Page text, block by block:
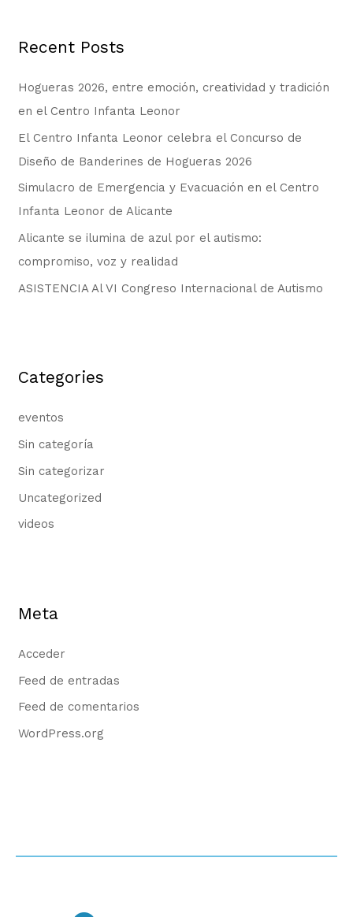
a
p
o
r
:
Recent Posts
Hogueras 2026, entre emoción, creatividad y tradición
en el Centro Infanta Leonor
El Centro Infanta Leonor celebra el Concurso de
Diseño de Banderines de Hogueras 2026
Simulacro de Emergencia y Evacuación en el Centro
Infanta Leonor de Alicante
Alicante se ilumina de azul por el autismo:
compromiso, voz y realidad
ASISTENCIA Al VI Congreso Internacional de Autismo
Categories
eventos
Sin categoría
Sin categorizar
Uncategorized
videos
Meta
Acceder
Feed de entradas
Feed de comentarios
WordPress.org